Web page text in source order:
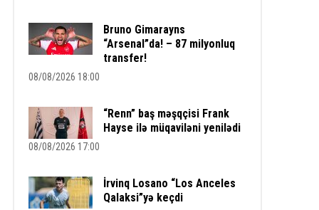
Bruno Gimarayns
“Arsenal”da! – 87 milyonluq
transfer!
08/08/2026 18:00
“Renn” baş məşqçisi Frank
Hayse ilə müqaviləni yenilədi
08/08/2026 17:00
İrvinq Losano “Los Anceles
Qalaksi”yə keçdi